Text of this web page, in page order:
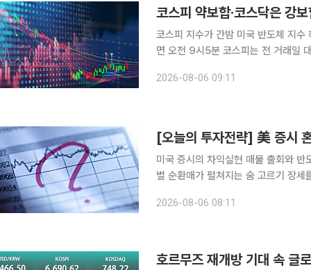
코스피 약보합·코스닥은 강
코스피 지수가 간밤 미국 반도체 지수 하락 영향
면 오전 9시5분 코스피는 전 거래
2026-08-06 09:11
[오늘의 투자전략] 美 증시
미국 증시의 차익실현 매물 출회와
별 순환매가 펼쳐지는 숨 고르기 장세를 나타낼 것으로
따른 차익실현 물량 출회 등으로 지수
2026-08-06 08:11